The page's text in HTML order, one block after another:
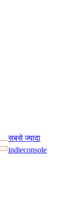
सबसे ज्यादा
indieconsole